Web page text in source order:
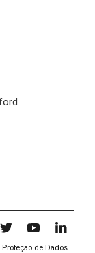
Proteção de Dados